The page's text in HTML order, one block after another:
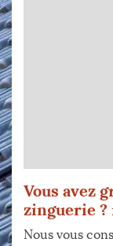
Vous avez
zinguerie ?
Nous vous